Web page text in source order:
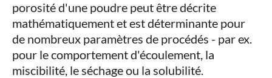
porosité d'une poudre peut être décrite
mathématiquement et est déterminante pour
de nombreux paramètres de procédés - par ex.
pour le comportement d'écoulement, la
miscibilité, le séchage ou la solubilité.